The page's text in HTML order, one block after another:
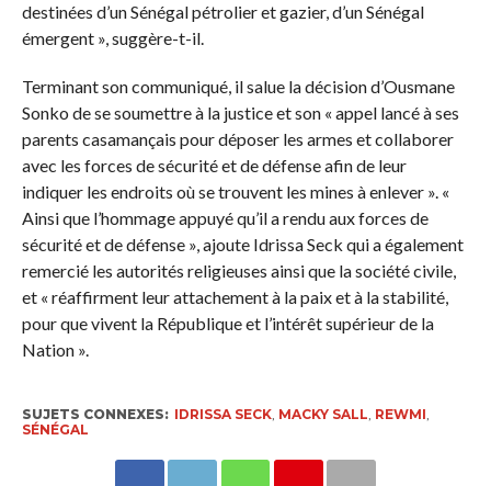
destinées d’un Sénégal pétrolier et gazier, d’un Sénégal
émergent », suggère-t-il.
Terminant son communiqué, il salue la décision d’Ousmane
Sonko de se soumettre à la justice et son « appel lancé à ses
parents casamançais pour déposer les armes et collaborer
avec les forces de sécurité et de défense afin de leur
indiquer les endroits où se trouvent les mines à enlever ». «
Ainsi que l’hommage appuyé qu’il a rendu aux forces de
sécurité et de défense », ajoute Idrissa Seck qui a également
remercié les autorités religieuses ainsi que la société civile,
et « réaffirment leur attachement à la paix et à la stabilité,
pour que vivent la République et l’intérêt supérieur de la
Nation ».
SUJETS CONNEXES: IDRISSA SECK, MACKY SALL, REWMI,
SÉNÉGAL